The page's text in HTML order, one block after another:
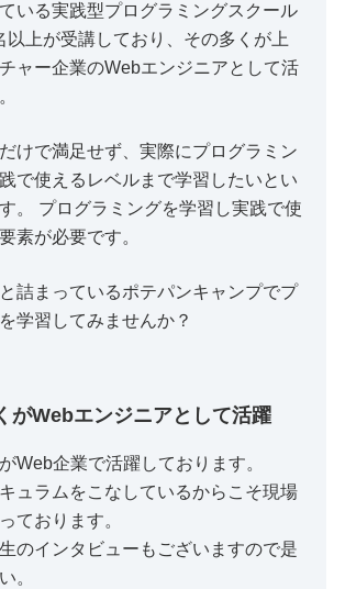
いる実践型プログラミングスクール
以上が受講しており、その多くが上
ャー企業のWebエンジニアとして活
けで満足せず、実際にプログラミン
で使えるレベルまで学習したいとい
。 プログラミングを学習し実践で使
素が必要です。
詰まっているポテパンキャンプでプ
学習してみませんか？
がWebエンジニアとして活躍
Web企業で活躍しております。
ュラムをこなしているからこそ現場
ております。
のインタビューもございますので是
。